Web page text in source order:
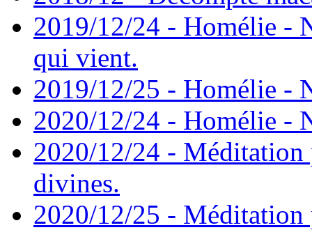
2019/12/24 - Homélie -
qui vient.
2019/12/25 - Homélie -
2020/12/24 - Homélie -
2020/12/24 - Méditation
divines.
2020/12/25 - Méditation